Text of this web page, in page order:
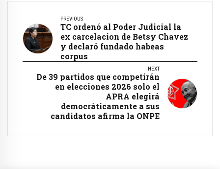
PREVIOUS
TC ordenó al Poder Judicial la
ex carcelacion de Betsy Chavez
y declaró fundado habeas
corpus
NEXT
De 39 partidos que competirán
en elecciones 2026 solo el
APRA elegirá
democráticamente a sus
candidatos afirma la ONPE